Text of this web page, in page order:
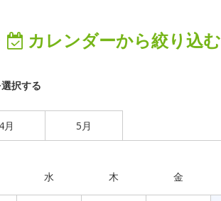
カレンダーから絞り込む
択する
4月 5月
水 木 金